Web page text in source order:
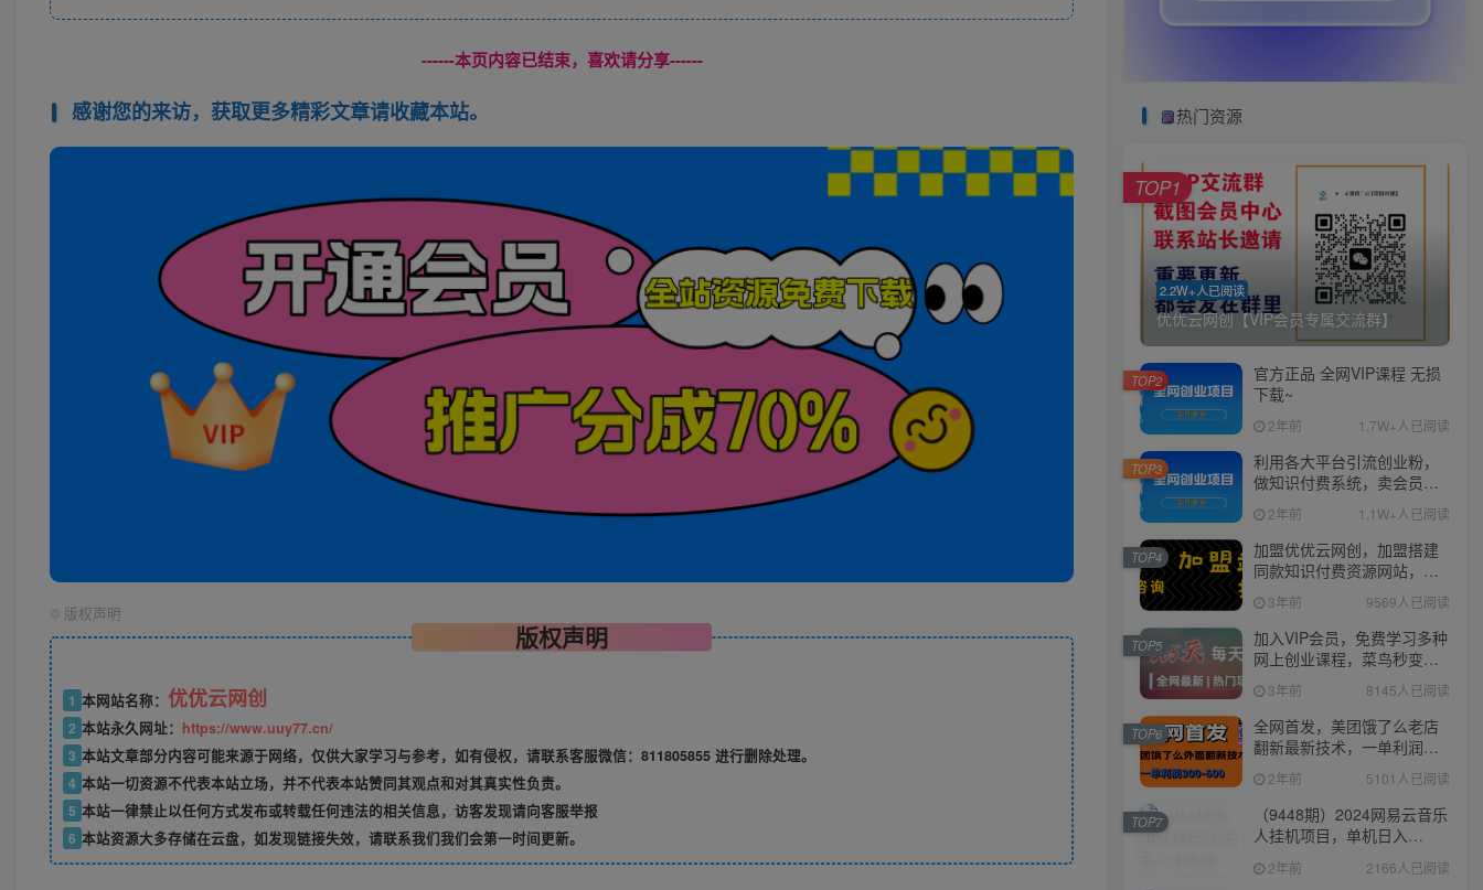
------本页内容已结束，喜欢请分享------
感谢您的来访，获取更多精彩文章请收藏本站。
© 版权声明
版权声明
1 本网站名称： 优优云网创
2 本站永久网址： https://www.uuy77.cn/
3 本站文章部分内容可能来源于网络，仅供大家学习与参考，如有侵权，请联系客服微信：811805855 进行删除处理。
4 本站一切资源不代表本站立场，并不代表本站赞同其观点和对其真实性负责。
5 本站一律禁止以任何方式发布或转载任何违法的相关信息，访客发现请向客服举报
6 本站资源大多存储在云盘，如发现链接失效，请联系我们我们会第一时间更新。
热门资源
2.2W+人已阅读
优优云网创【VIP会员专属交流群】
TOP1
官方正品 全网VIP课程 无损
下载~
2年前 1.7W+人已阅读
TOP2
利用各大平台引流创业粉，
做知识付费系统，卖会员，
卖课程，实现日入几百几千
2年前 1.1W+人已阅读
TOP3
加盟优优云网创，加盟搭建
同款知识付费资源网站，实
现长期稳定被动收入~
3年前 9569人已阅读
TOP4
加入VIP会员，免费学习多种
网上创业课程，菜鸟秒变大
神！
3年前 8145人已阅读
TOP5
全网首发，美团饿了么老店
翻新最新技术，一单利润
300-600
2年前 5101人已阅读
TOP6
（9448期）2024网易云音乐
人挂机项目，单机日入
150+，无脑月入5000+
2年前 2166人已阅读
TOP7